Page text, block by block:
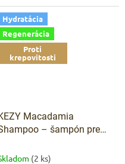
a pomáha obnoviť
rovnováhu vlasovej pokožky.
Hydratácia
Regenerácia
Proti
krepovitosti
Macadamia
– šampón pre
ml (2 ks)